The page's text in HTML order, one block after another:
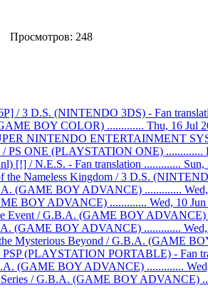
Просмотров: 248
/ 3 D.S. (NINTENDO 3DS) - Fan
BOY COLOR) ............. Thu, 16 Jul
NINTENDO ENTERTAINMENT
PS ONE (PLAYSTATION ONE) .............
[!] / N.E.S. - Fan translation ............. Sun,
the Nameless Kingdom / 3 D.S.
(GAME BOY ADVANCE) .............
BOY ADVANCE) ............. Wed, 10 Jun
Event / G.B.A. (GAME BOY ADVANCE)
(GAME BOY ADVANCE) .............
Mysterious Beyond / G.B.A. (GAME
(PLAYSTATION PORTABLE) - Fan
(GAME BOY ADVANCE) .............
/ G.B.A. (GAME BOY ADVANCE)